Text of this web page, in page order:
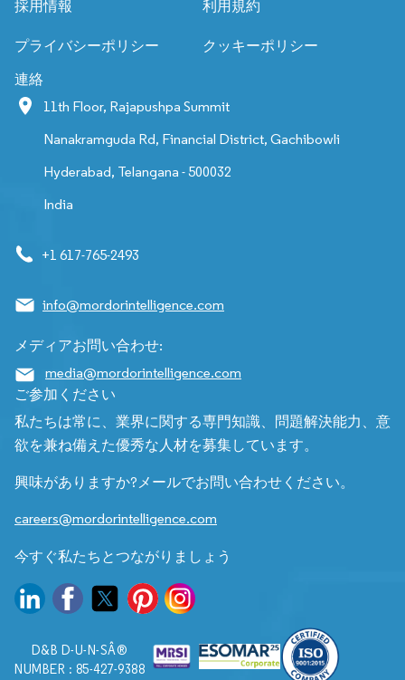
採用情報 利用規約
プライバシーポリシー クッキーポリシー
連絡
11th Floor, Rajapushpa Summit
Nanakramguda Rd, Financial District, Gachibowli
Hyderabad, Telangana - 500032
India
+1 617-765-2493
info@mordorintelligence.com
メディアお問い合わせ:
media@mordorintelligence.com
ご参加ください
私たちは常に、業界に関する専門知識、問題解決能力、意
欲を兼ね備えた優秀な人材を募集しています。
興味がありますか?メールでお問い合わせください。
careers@mordorintelligence.com
今すぐ私たちとつながりましょう
D&B D-U-N-SÂ®
NUMBER : 85-427-9388